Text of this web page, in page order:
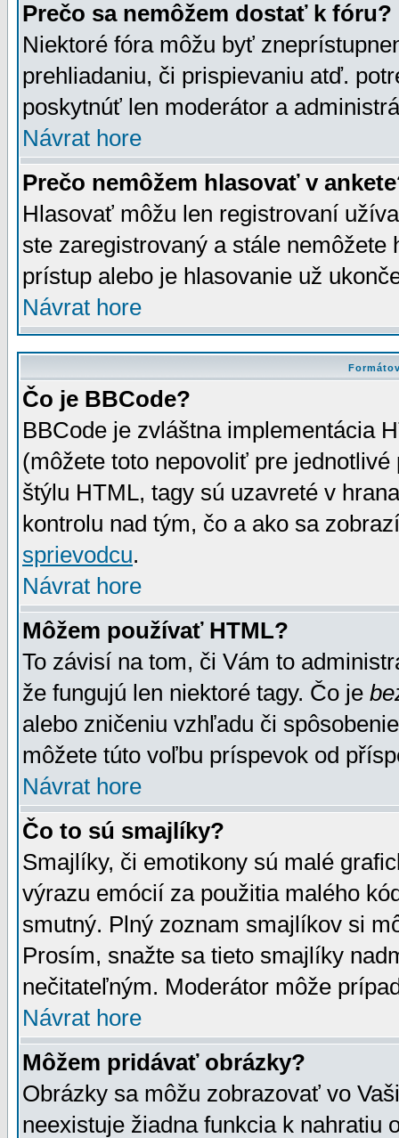
Prečo sa nemôžem dostať k fóru?
Niektoré fóra môžu byť
prehliadaniu, či prispievaniu atď.
poskytnúť len moderátor a
Návrat hore
Prečo nemôžem hlasovať v
Hlasovať môžu len registrovaní
ste zaregistrovaný a stále
prístup alebo je hlasovanie už
Návrat hore
Čo je BBCode?
BBCode je zvláštna implementácia
(môžete toto nepovoliť pre
štýlu HTML, tagy sú uzavreté v
kontrolu nad tým, čo a ako sa
sprievodcu.
Návrat hore
Môžem používať HTML?
To závisí na tom, či Vám to
že fungujú len niektoré tagy. Čo je
alebo zničeniu vzhľadu či
môžete túto voľbu príspevok od
Návrat hore
Čo to sú smajlíky?
Smajlíky, či emotikony sú malé
výrazu emócií za použitia malého
smutný. Plný zoznam smajlíkov si
Prosím, snažte sa tieto smajlíky
nečitateľným. Moderátor môže
Návrat hore
Môžem pridávať obrázky?
Obrázky sa môžu zobrazovať vo
neexistuje žiadna funkcia k nahratiu